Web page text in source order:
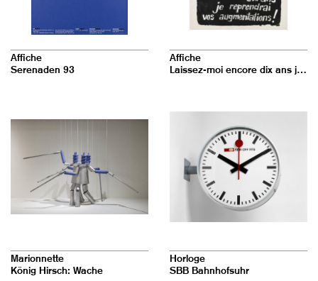
Affiche
Serenaden 93
Affiche
Laissez-moi encore dix ans je reprendrai vos augmentations!
Marionnette
König Hirsch: Wache
Horloge
SBB Bahnhofsuhr